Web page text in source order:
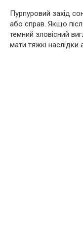
Пурпуровий захід
або справ. Якщо
темний зловісний
мати тяжкі наслідки